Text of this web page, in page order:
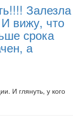
Залезла
вижу, что
срока
а
И глянуть, у кого